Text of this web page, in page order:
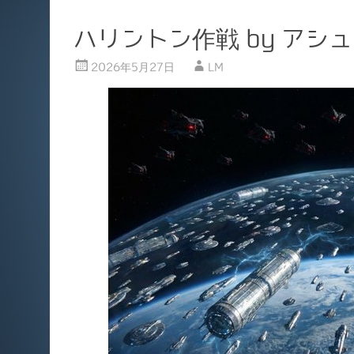
ハリントン作戦 by アシ
2026年5月27日 LM